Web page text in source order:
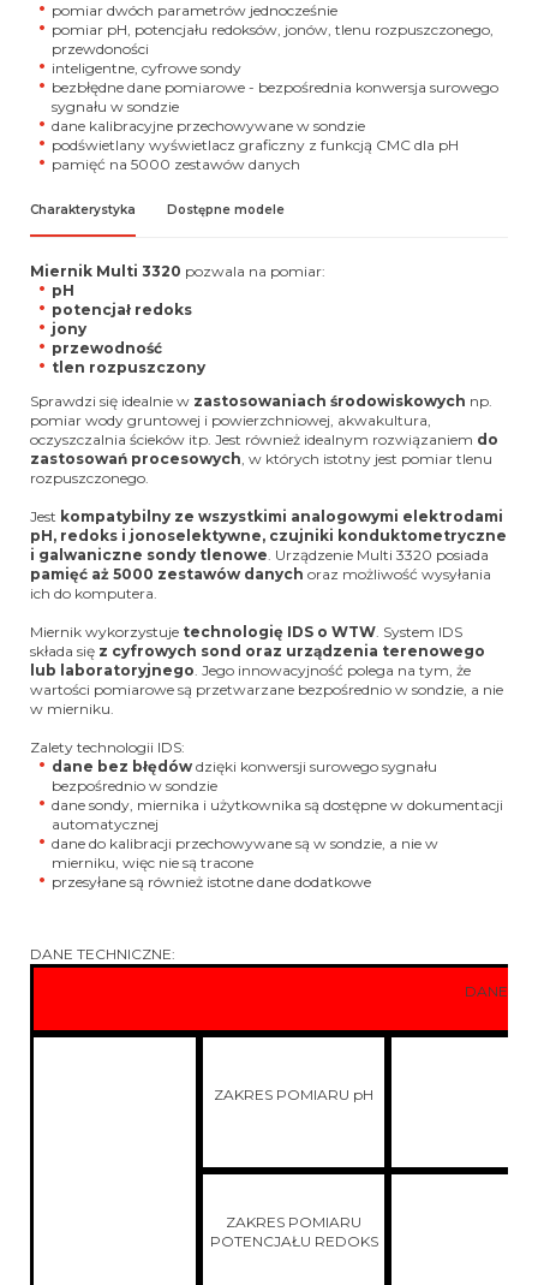
pomiar dwóch parametrów jednocześnie
pomiar pH, potencjału redoksów, jonów, tlenu rozpuszczonego,
przewdoności
inteligentne, cyfrowe sondy
bezbłędne dane pomiarowe - bezpośrednia konwersja surowego
sygnału w sondzie
dane kalibracyjne przechowywane w sondzie
podświetlany wyświetlacz graficzny z funkcją CMC dla pH
pamięć na 5000 zestawów danych
Charakterystyka Dostępne modele
Miernik Multi 3320 pozwala na pomiar:
pH
potencjał redoks
jony
przewodność
tlen rozpuszczony
Sprawdzi się idealnie w zastosowaniach środowiskowych np.
pomiar wody gruntowej i powierzchniowej, akwakultura,
oczyszczalnia ścieków itp. Jest również idealnym rozwiązaniem do
zastosowań procesowych, w których istotny jest pomiar tlenu
rozpuszczonego.
Jest kompatybilny ze wszystkimi analogowymi elektrodami
pH, redoks i jonoselektywne, czujniki konduktometryczne
i galwaniczne sondy tlenowe. Urządzenie Multi 3320 posiada
pamięć aż 5000 zestawów danych oraz możliwość wysyłania
ich do komputera.
Miernik wykorzystuje technologię IDS o WTW. System IDS
składa się z cyfrowych sond oraz urządzenia terenowego
lub laboratoryjnego. Jego innowacyjność polega na tym, że
wartości pomiarowe są przetwarzane bezpośrednio w sondzie, a nie
w mierniku.
Zalety technologii IDS:
dane bez błędów dzięki konwersji surowego sygnału
bezpośrednio w sondzie
dane sondy, miernika i użytkownika są dostępne w dokumentacji
automatycznej
dane do kalibracji przechowywane są w sondzie, a nie w
mierniku, więc nie są tracone
przesyłane są również istotne dane dodatkowe
DANE TECHNICZNE:
DANE
ZAKRES POMIARU pH
ZAKRES POMIARU
POTENCJAŁU REDOKS